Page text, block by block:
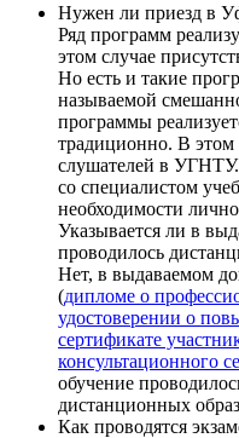
Нужен ли приезд в
Ряд программ
этом случае
Но есть и такие
называемой
программы
традиционно. В этом
слушателей в
со специалистом
необходимости
Указывается ли в
проводилось
Нет, в выдаваемом
(дипломе о
удостоверении о
сертификате
консультационного
обучение
дистанционных
Как проводятся